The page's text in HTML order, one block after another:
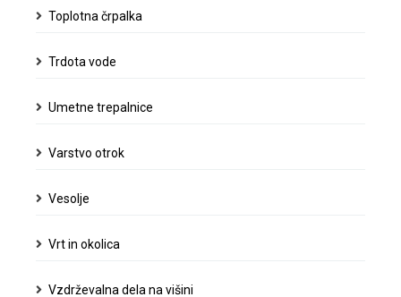
Toplotna črpalka
Trdota vode
Umetne trepalnice
Varstvo otrok
Vesolje
Vrt in okolica
Vzdrževalna dela na višini